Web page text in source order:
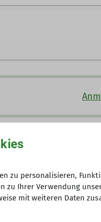
(Grundlehrgang)
4
zu personalisieren,
Ihrer Verwendung
mit weiteren Daten